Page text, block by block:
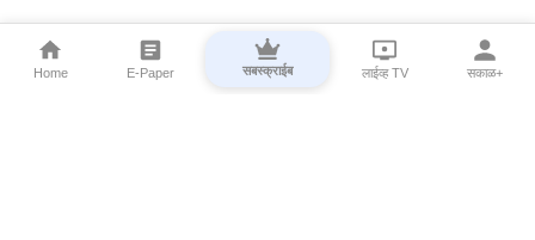
Home E-Paper सबस्क्राईब लाईव्ह TV सकाळ+